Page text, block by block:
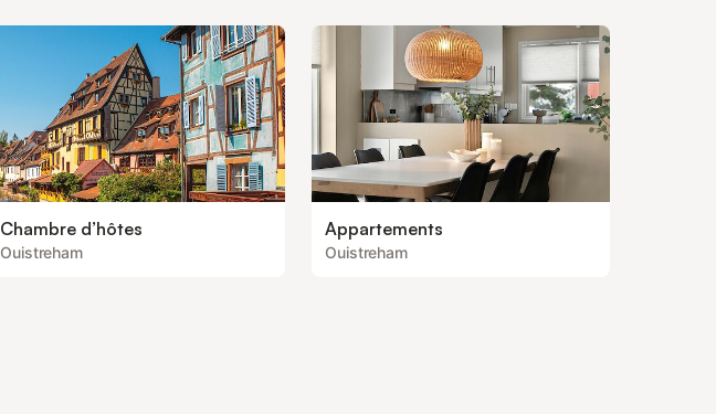
Chambre d’hôtes
Ouistreham
Appartements
Ouistreham